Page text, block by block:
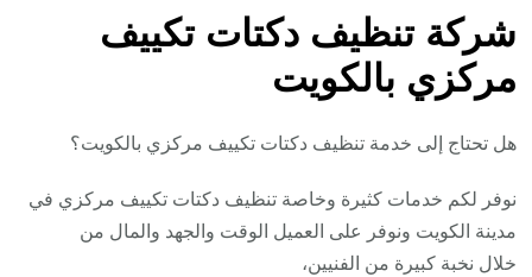
شركة تنظيف دكتات تكييف
مركزي بالكويت
هل تحتاج إلى خدمة تنظيف دكتات تكييف مركزي بالكويت؟
نوفر لكم خدمات كثيرة وخاصة تنظيف دكتات تكييف مركزي في
مدينة الكويت ونوفر على العميل الوقت والجهد والمال من
خلال نخبة كبيرة من الفنيين،